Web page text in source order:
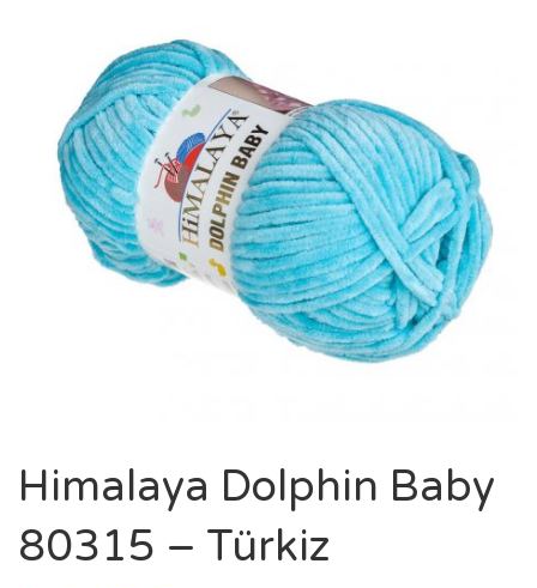
Himalaya Dolphin Baby
80315 – Türkiz